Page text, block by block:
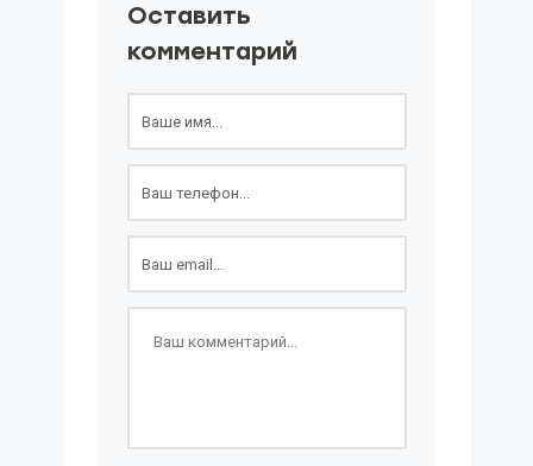
Оставить
комментарий